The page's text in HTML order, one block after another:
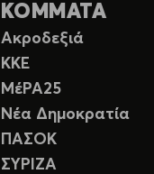
ΚΟΜΜΑΤΑ
Ακροδεξιά
ΚΚΕ
ΜέΡΑ25
Νέα Δημοκρατία
ΠΑΣΟΚ
ΣΥΡΙΖΑ